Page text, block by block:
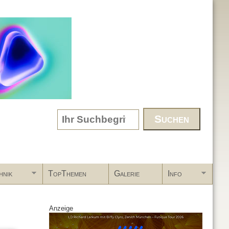
Search form
TopThemen Galerie Info
Anzeige